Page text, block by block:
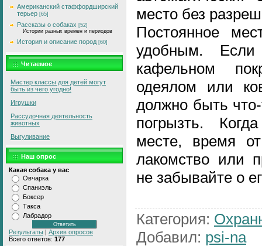
Американский стаффордширский
терьер [65]
Рассказы о собаках [52]
Истории разных времен и периодов
История и описание пород [60]
Читаемое
Мастер классы для детей могут
быть из чего угодно!
Игрушки
Рассудочная деятельность
животных
Выгуливание
Наш опрос
Какая собака у вас
Овчарка
Спаниэль
Боксер
Такса
Лабрадор
Результаты | Архив опросов
Всего ответов: 177
место без
Постоянное
удобным.
кафельном
одеялом или
должно быть
погрызть.
месте, время
лакомство или
не забывайте о
Категория:
Добавил: psi-na